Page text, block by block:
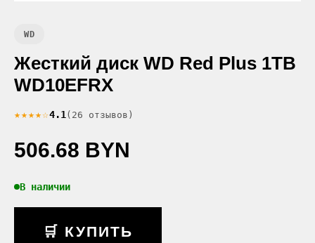
WD
Жесткий диск WD Red Plus 1TB
WD10EFRX
★★★★☆4.1 (26 отзывов)
506.68 BYN
В наличии
🛒 КУПИТЬ